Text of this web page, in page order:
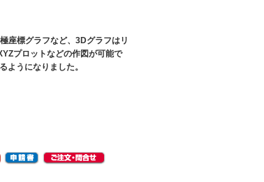
座標グラフなど、3Dグラフはリ
プロットなどの作図が可能で
うになりました。